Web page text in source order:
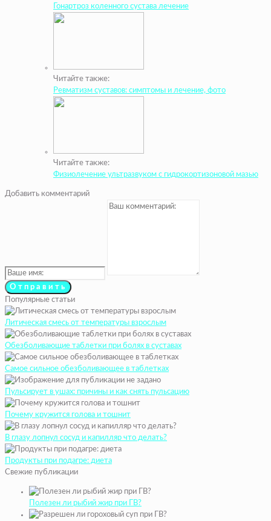
Гонартроз коленного сустава лечение
Читайте также:
Ревматизм суставов: симптомы и лечение, фото
Читайте также:
Физиолечение ультразвуком с гидрокортизоновой мазью
Добавить комментарий
Популярные статьи
Литическая смесь от температуры взрослым
Обезболивающие таблетки при болях в суставах
Самое сильное обезболивающее в таблетках
Пульсирует в ушах: причины и как снять пульсацию
Почему кружится голова и тошнит
В глазу лопнул сосуд и капилляр что делать?
Продукты при подагре: диета
Свежие публикации
Полезен ли рыбий жир при ГВ?